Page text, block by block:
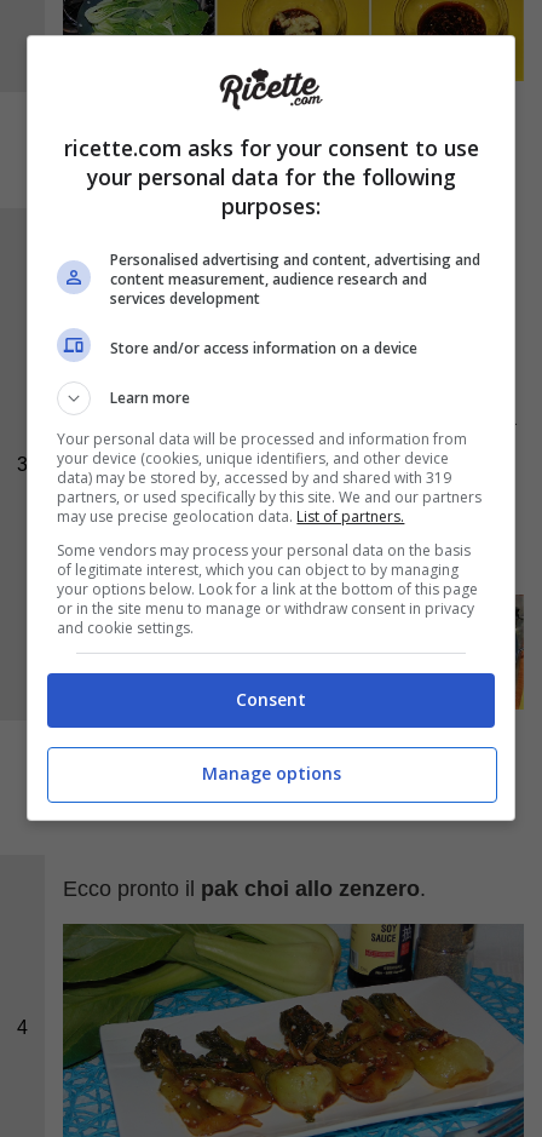
3
appassito aggiungete la marinata di soia e
zenzero, alzate leggermente la fiamma così da
far riprendere temperatura al tegame e quando
la salsa inizierà a sobbollire, abbassate di
nuovo e coprite lasciando cuocere fino a che la
polpa del cavolo non risulterà bene tenera e la
salsa non si sarà ristretta. Una volta pronto,
spolverizzate con del sesamo e servite il pak
choi ancora caldo.
4
Ecco pronto il pak choi allo zenzero.
ricette.com asks for your consent to use
your personal data for the following
purposes:
Personalised advertising and content, advertising and
content measurement, audience research and
services development
Store and/or access information on a device
Learn more
Your personal data will be processed and information from
your device (cookies, unique identifiers, and other device
data) may be stored by, accessed by and shared with 319
partners, or used specifically by this site. We and our partners
may use precise geolocation data. List of partners.
Some vendors may process your personal data on the basis
of legitimate interest, which you can object to by managing
your options below. Look for a link at the bottom of this page
or in the site menu to manage or withdraw consent in privacy
and cookie settings.
Consent
Manage options